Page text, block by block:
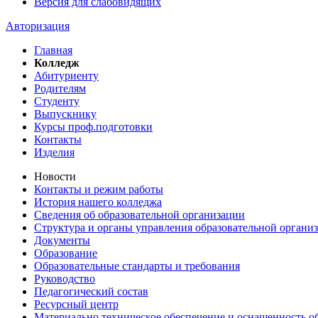
Авторизация
Главная
Колледж
Абитуриенту
Родителям
Студенту
Выпускнику
Курсы проф.подготовки
Контакты
Изделия
Новости
Контакты и режим работы
История нашего колледжа
Сведения об образовательной организации
Структура и органы управления образовательной
Документы
Образование
Образовательные стандарты и требования
Руководство
Педагогический состав
Ресурсный центр